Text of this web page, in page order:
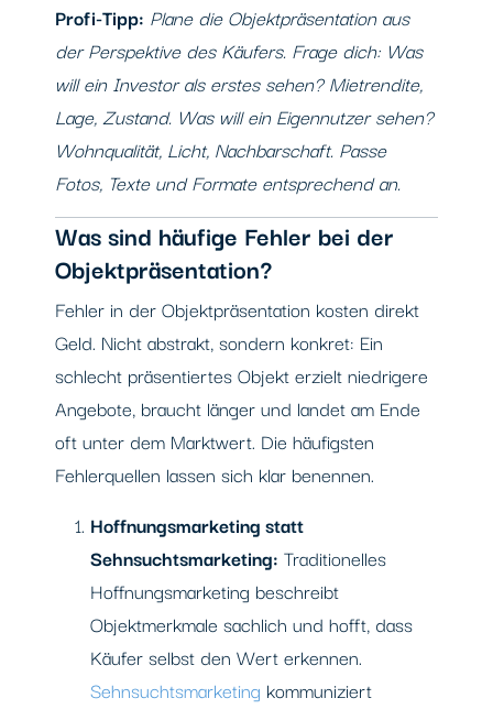
Profi-Tipp: Plane die Objektpräsentation aus
der Perspektive des Käufers. Frage dich: Was
will ein Investor als erstes sehen? Mietrendite,
Lage, Zustand. Was will ein Eigennutzer sehen?
Wohnqualität, Licht, Nachbarschaft. Passe
Fotos, Texte und Formate entsprechend an.
Was sind häufige Fehler bei der
Objektpräsentation?
Fehler in der Objektpräsentation kosten direkt
Geld. Nicht abstrakt, sondern konkret: Ein
schlecht präsentiertes Objekt erzielt niedrigere
Angebote, braucht länger und landet am Ende
oft unter dem Marktwert. Die häufigsten
Fehlerquellen lassen sich klar benennen.
Hoffnungsmarketing statt
Sehnsuchtsmarketing: Traditionelles
Hoffnungsmarketing beschreibt
Objektmerkmale sachlich und hofft, dass
Käufer selbst den Wert erkennen.
Sehnsuchtsmarketing kommuniziert